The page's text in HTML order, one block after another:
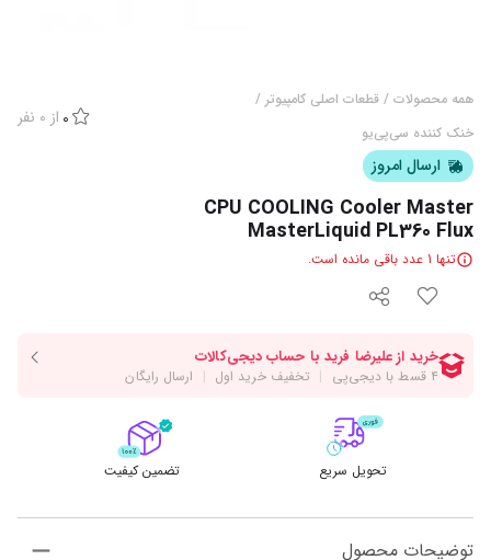
همه محصولات / قطعات اصلی کامپیوتر /
خنک کننده سی‌پی‌یو
0 از 0 نفر
ارسال امروز
CPU COOLING Cooler Master
MasterLiquid PL360 Flux
تنها 1 عدد باقی مانده است.
تحویل سریع تضمین کیفیت
توضیحات محصول